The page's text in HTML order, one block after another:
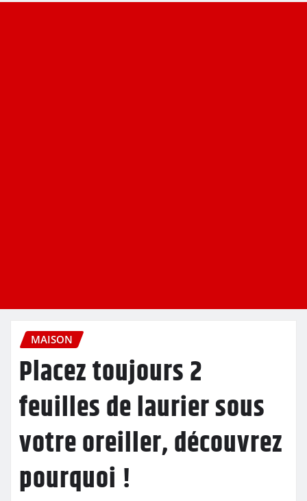
MAISON
Placez toujours 2
feuilles de laurier sous
votre oreiller, découvrez
pourquoi !